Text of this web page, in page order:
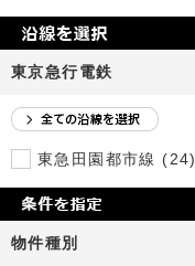
東京急行電鉄
東急田園都市線 (24)
物件種別